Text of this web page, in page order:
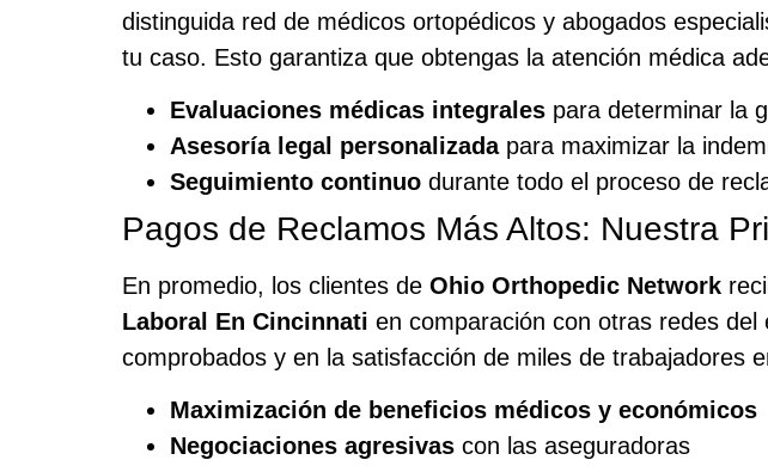
distinguida red de médicos ortopédicos y abogados
tu caso. Esto garantiza que obtengas la atención médica
Evaluaciones médicas integrales para determinar la
Asesoría legal personalizadapara maximizar la
Seguimiento continuo durante todo el proceso de
Pagos de Reclamos Más Altos: Nuestra
En promedio, los clientes de Ohio Orthopedic Network
Laboral En Cincinnati en comparación con otras redes
comprobados y en la satisfacción de miles de trabajadores
Maximización de beneficios médicos y económicos
Negociaciones agresivas con las aseguradoras